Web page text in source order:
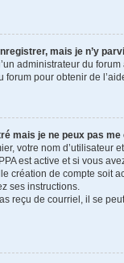
mais je n’y
administrateur du
forum pour obtenir de
mais je ne peux pas me
votre nom d’utilisateur
est active et si vous
création de compte soit
ses instructions.
reçu de courriel, il se